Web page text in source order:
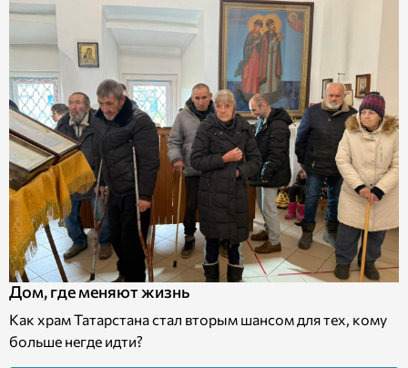
Дом, где меняют жизнь
Как храм Татарстана стал вторым шансом для тех, кому
больше негде идти?